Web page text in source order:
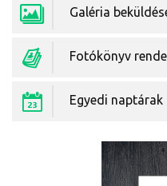
Galéria
Fotókönyv
Egyedi naptárak